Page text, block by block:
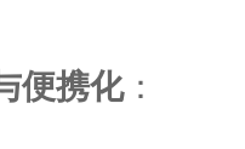
便携化：